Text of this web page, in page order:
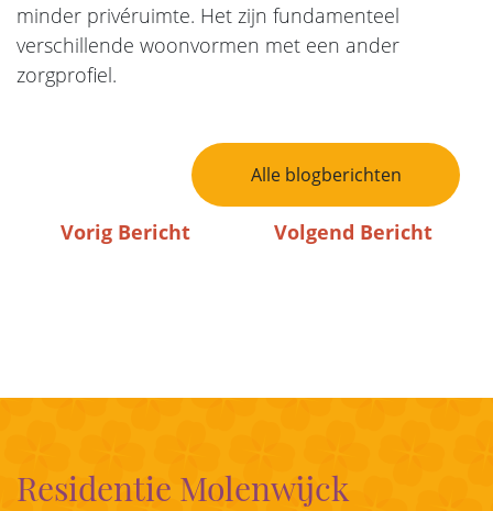
minder privéruimte. Het zijn fundamenteel
verschillende woonvormen met een ander
zorgprofiel.
Bericht Navigatie
Alle blogberichten
Vorig Bericht Volgend Bericht
Residentie Molenwijck